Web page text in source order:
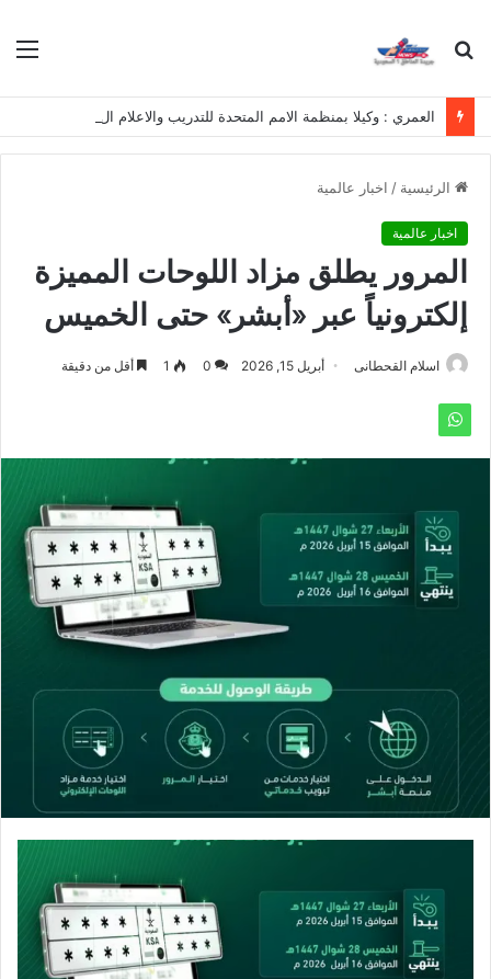
بحث
الرئيسية / اخبار عالمية
اخبار عالمية
المرور يطلق مزاد اللوحات المميزة
إلكترونياً عبر «أبشر» حتى الخميس
اسلام القحطانى أبريل 15, 2026 0
1 أقل من دقيقة